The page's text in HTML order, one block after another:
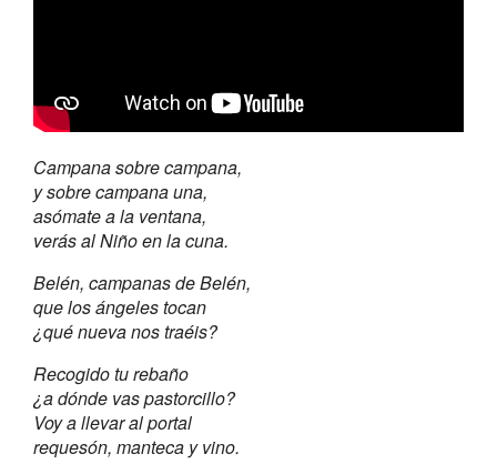
Campana sobre campana,
y sobre campana una,
asómate a la ventana,
verás al Niño en la cuna.
Belén, campanas de Belén,
que los ángeles tocan
¿qué nueva nos traéis?
Recogido tu rebaño
¿a dónde vas pastorcillo?
Voy a llevar al portal
requesón, manteca y vino.